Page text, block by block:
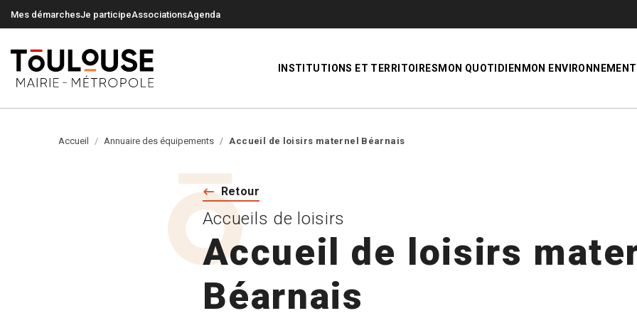
Mes démarchesJe participeAssociationsAgenda
INSTITUTIONS ET TERRITOIRES MON QUOTIDIEN MON ENVIRONNEMENT
Accueil Annuaire des équipements Accueil de loisirs maternel Béarnais
Retour
Accueil de loisirs
Béarnais
Accueils de loisirs